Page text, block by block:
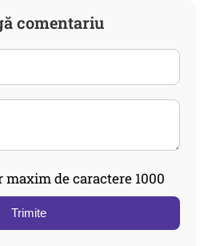
comentariu
maxim de caractere 1000
Trimite